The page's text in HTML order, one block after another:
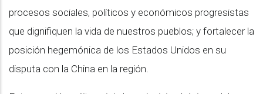
procesos sociales, políticos y económicos progresistas
que dignifiquen la vida de nuestros pueblos; y fortalecer la
posición hegemónica de los Estados Unidos en su
disputa con la China en la región.